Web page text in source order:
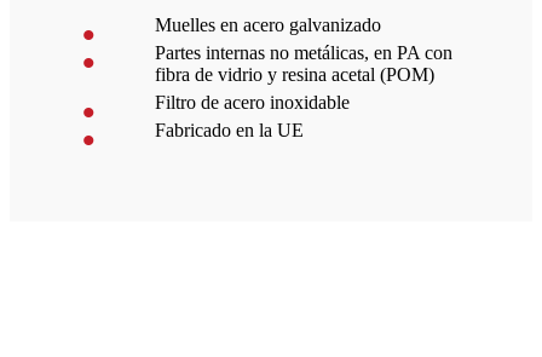
Muelles en acero galvanizado
Partes internas no metálicas, en PA con
fibra de vidrio y resina acetal (POM)
Filtro de acero inoxidable
Fabricado en la UE